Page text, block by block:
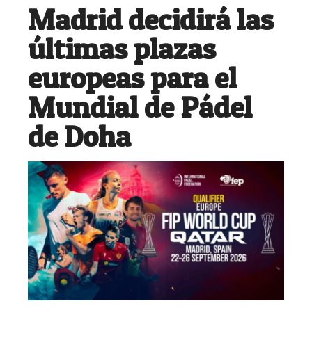
Madrid decidirá las
últimas plazas
europeas para el
Mundial de Pádel
de Doha